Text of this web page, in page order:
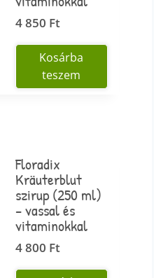
4 850 Ft
Kosárba
teszem
Floradix
Kräuterblut
szirup (250 ml)
– vassal és
vitaminokkal
4 800 Ft